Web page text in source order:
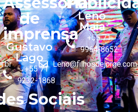
de
imprensa
Gustavo
Lago
+55 71
9232-1868
Leno
Maia
+55 71
9964-8652
Sociais